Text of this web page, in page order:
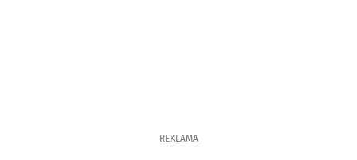
REKLAMA